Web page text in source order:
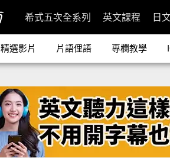
希式五次全系列 英文課程 日
精選影片 片語俚語 專欄教學